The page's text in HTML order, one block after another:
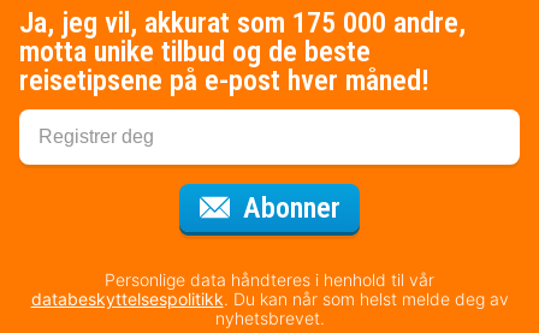
Ja, jeg vil, akkurat som 175 000 andre,
motta unike tilbud og de beste
reisetipsene på e-post hver måned!
Abonner
Personlige data håndteres i henhold til vår
databeskyttelsespolitikk. Du kan når som helst melde deg av
nyhetsbrevet.